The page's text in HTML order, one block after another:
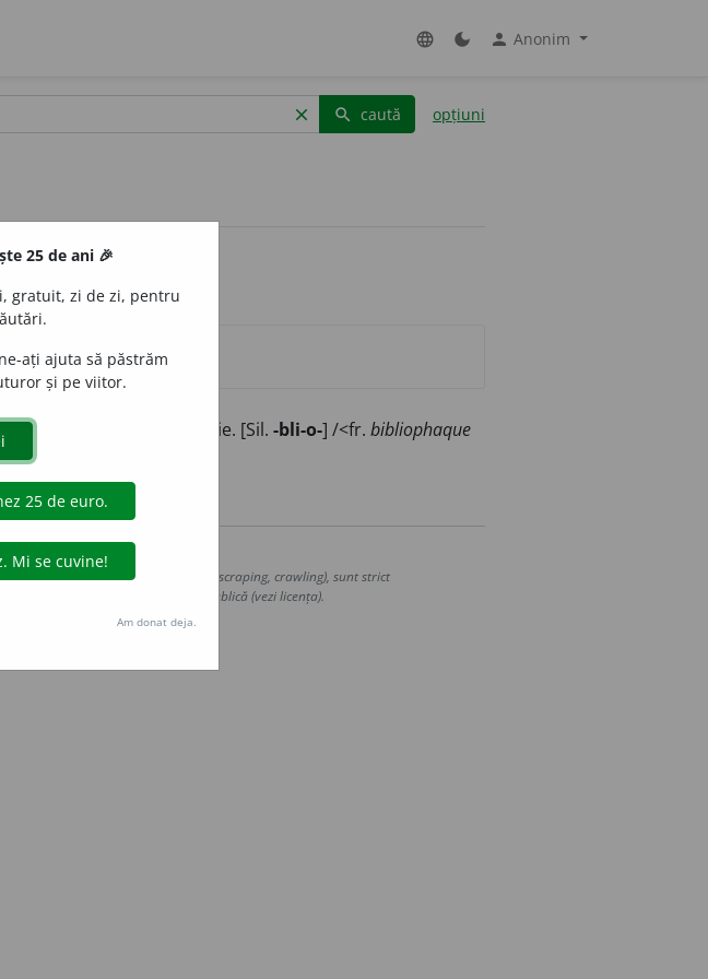
language dark_mode person Anonim
clear search caută opțiuni
cu celuloza din hârtie. [Sil. -bli-o-] /<fr. bibliophaque
(https://dexonline.ro)
de extragere automată (web scraping, crawling), sunt strict
date oferite oficial spre utilizare publică (vezi licența).
Hosterion
25 de ani 🎉
gratuit, zi de zi, pentru
ați ajuta să păstrăm
și pe viitor.
Am donat deja.